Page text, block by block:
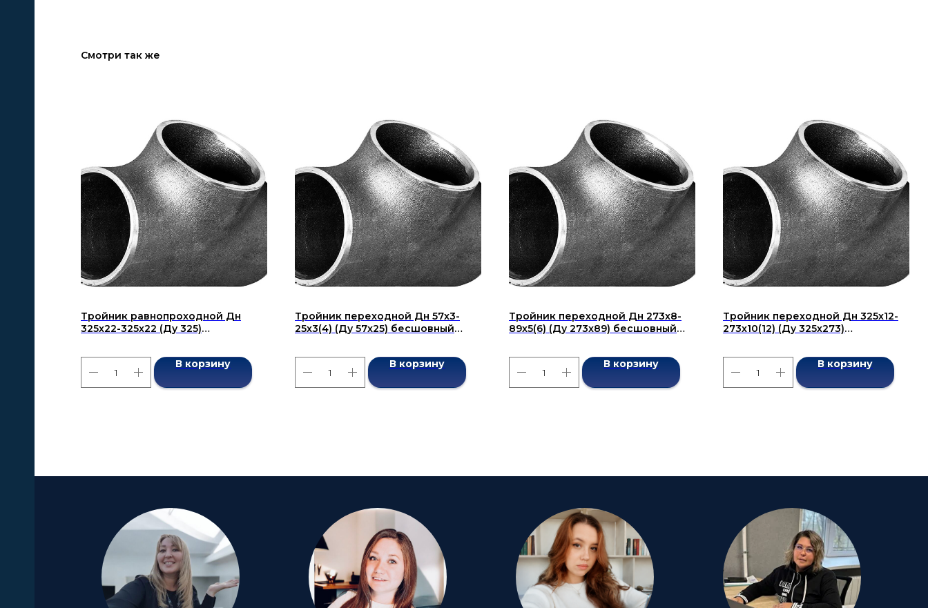
Смотри так же
Тройник равнопроходной Дн
325х22-325х22 (Ду 325)
В корзину
Тройник переходной Дн 57x3-
25х3(4) (Ду 57x25) бесшовный
В корзину
Тройник переходной Дн 273x8-
89x5(6) (Ду 273x89) бесшовный
В корзину
Тройник переходной Дн 325х12-
273х10(12) (Ду 325х273)
В корзину